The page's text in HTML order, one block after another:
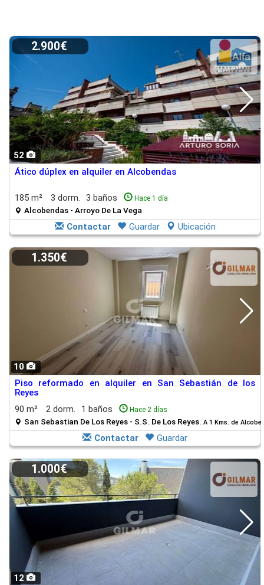
52
2.900€
Ático dúplex en alquiler en Alcobendas
185 m² 3 dorm. 3 baños Hace 1 día
Alcobendas - Arroyo De La Vega
Contactar Guardar Ubicación
10
1.350€
Piso reformado en alquiler en San Sebastián de los
Reyes
90 m²
2 dorm. 1 baños Hace 2 días
San Sebastian De Los Reyes - S.S. De Los Reyes. A 1 Kms. de
Contactar Guardar
12
1.000€